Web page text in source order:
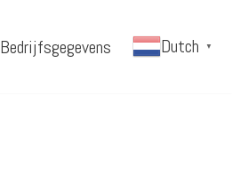
Bedrijfsgegevens Dutch ▼